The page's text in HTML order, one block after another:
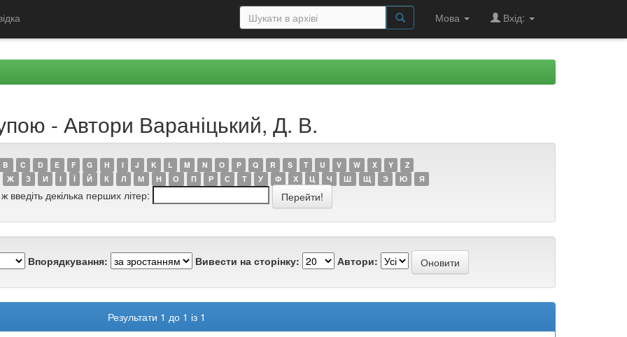
Мова Вхід:
- Автори Вараніцький, Д. В.
B C D E F G H I J K L M N O P Q R S T U V W X Y
Z
Ж З И І Ї Й К Л М Н О П Р С Т У Ф Х Ц Ч Ш Щ Э Ю Я
введіть декілька перших літер:
Впорядкування: Вивести на сторінку: Автори:
Результати 1 до 1 із 1